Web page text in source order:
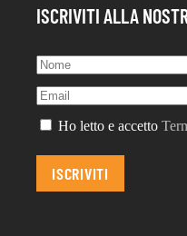
ISCRIVITI ALLA
Ho letto e accetto